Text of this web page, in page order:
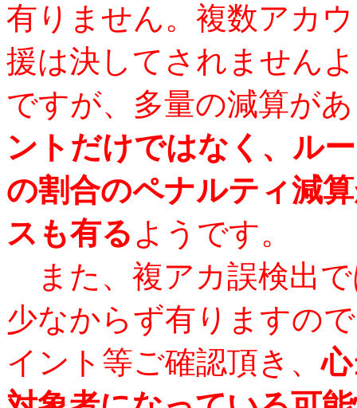
有りません。複数アカ
援は決してされません
ですが、多量の減算が
ントだけではなく、ル
の割合のペナルティ減
スも有る ようです。
また、複アカ誤検出
少なからず有りますの
イント等ご確認頂き、